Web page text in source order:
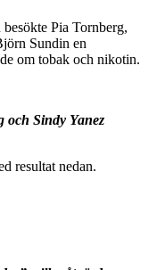
Pia Tornberg,
Sundin en
om tobak och nikotin.
och Sindy Yanez
resultat nedan.